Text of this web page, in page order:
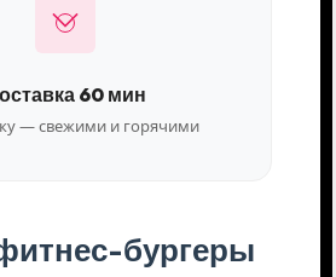
60 мин
— свежими и горячими
бургеры